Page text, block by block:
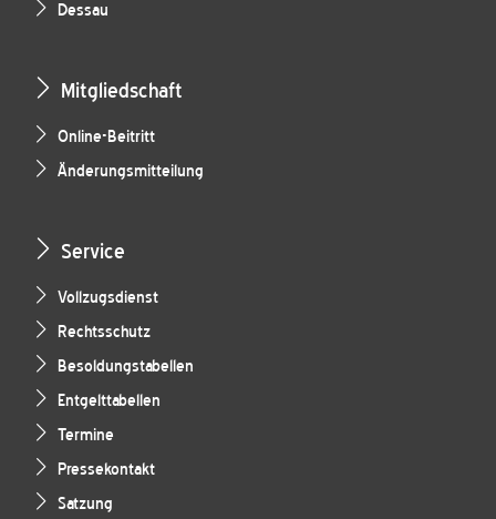
Dessau
Mitgliedschaft
Online-Beitritt
Änderungsmitteilung
Service
Vollzugsdienst
Rechtsschutz
Besoldungstabellen
Entgelttabellen
Termine
Pressekontakt
Satzung